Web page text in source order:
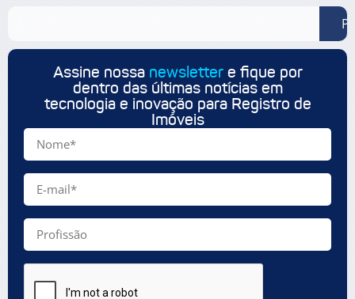
Assine nossa newslettere fique por
dentro das últimas notícias em
tecnologia e inovação para Registro de
Imóveis